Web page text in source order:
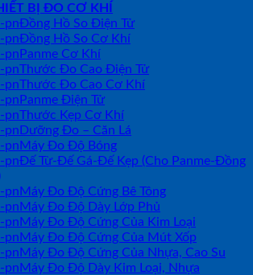
BỊ ĐO CƠ KHÍ
Đồng Hồ So Điện Tử
Đồng Hồ So Cơ Khí
Panme Cơ Khí
Thước Đo Cao Điện Tử
Thước Đo Cao Cơ Khí
Panme Điện Tử
Thước Kẹp Cơ Khí
Dưỡng Đo – Căn Lá
Máy Đo Độ Bóng
Đế Từ-Đế Gá-Đế Kẹp (Cho Panme-Đồng
Máy Đo Độ Cứng Bê Tông
Máy Đo Độ Dày Lớp Phủ
Máy Đo Độ Cứng Của Kim Loại
Máy Đo Độ Cứng Của Mút Xốp
Máy Đo Độ Cứng Của Nhựa, Cao Su
Máy Đo Độ Dày Kim Loại, Nhựa